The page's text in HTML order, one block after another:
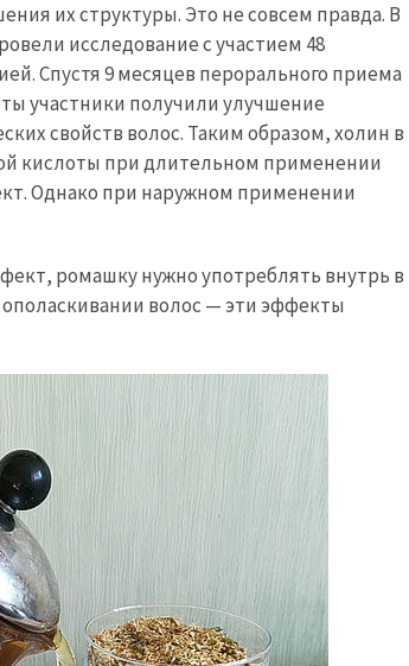
их структуры. Это не совсем правда. В
исследование с участием 48
Спустя 9 месяцев перорального приема
участники получили улучшение
свойств волос. Таким образом, холин в
кислоты при длительном применении
Однако при наружном применении
ромашку нужно употреблять внутрь в
волос — эти эффекты